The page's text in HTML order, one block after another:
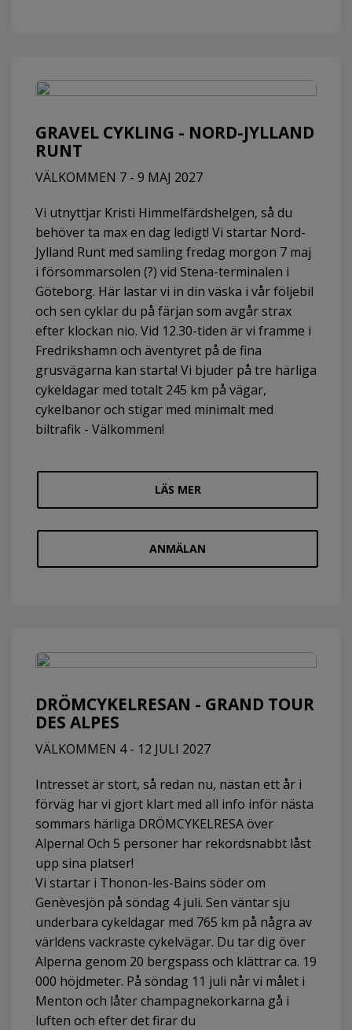
GRAVEL CYKLING - NORD-JYLLAND
RUNT
VÄLKOMMEN 7 - 9 MAJ 2027
Vi utnyttjar Kristi Himmelfärdshelgen, så du
behöver ta max en dag ledigt! Vi startar Nord-
Jylland Runt med samling fredag morgon 7 maj
i försommarsolen (?) vid Stena-terminalen i
Göteborg. Här lastar vi in din väska i vår följebil
och sen cyklar du på färjan som avgår strax
efter klockan nio. Vid 12.30-tiden är vi framme i
Fredrikshamn och äventyret på de fina
grusvägarna kan starta! Vi bjuder på tre härliga
cykeldagar med totalt 245 km på vägar,
cykelbanor och stigar med minimalt med
biltrafik - Välkommen!
LÄS MER
ANMÄLAN
DRÖMCYKELRESAN - GRAND TOUR
DES ALPES
VÄLKOMMEN 4 - 12 JULI 2027
Intresset är stort, så redan nu, nästan ett år i
förväg har vi gjort klart med all info inför nästa
sommars härliga DRÖMCYKELRESA över
Alperna! Och 5 personer har rekordsnabbt låst
upp sina platser!
Vi startar i Thonon-les-Bains söder om
Genèvesjön på söndag 4 juli. Sen väntar sju
underbara cykeldagar med 765 km på några av
världens vackraste cykelvägar. Du tar dig över
Alperna genom 20 bergspass och klättrar ca. 19
000 höjdmeter. På söndag 11 juli når vi målet i
Menton och låter champagnekorkarna gå i
luften och efter det firar du